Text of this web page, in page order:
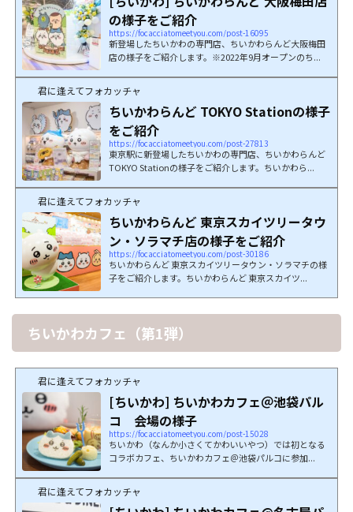
の様子をご紹介
https://focacciatomeetyou.com/post-16095
新登場したちいかわの専門店、ちいかわらんど大阪梅田
店の様子をご紹介します。※2022年9月オープンのち...
君に逢えてフォカッチャ
ちいかわらんど TOKYO Stationの様子
をご紹介
https://focacciatomeetyou.com/post-27813
東京駅に新登場したちいかわの専門店、ちいかわらんど
TOKYO Stationの様子をご紹介します。ちいかわら...
君に逢えてフォカッチャ
ちいかわらんど 東京スカイツリータウ
ン・ソラマチ店の様子をご紹介
https://focacciatomeetyou.com/post-30186
ちいかわらんど 東京スカイツリータウン・ソラマチの様
子をご紹介します。ちいかわらんど 東京スカイツ...
ちいかわカフェ（第1弾）
君に逢えてフォカッチャ
[ちいかわ] ちいかわカフェ＠池袋パル
コ 会場の様子
https://focacciatomeetyou.com/post-15028
ちいかわ（なんか小さくてかわいいやつ）では初となる
コラボカフェ、ちいかわカフェ＠池袋パルコに参加...
君に逢えてフォカッチャ